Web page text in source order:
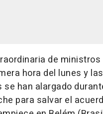
de ministros
hora del lunes y las
han alargado
para salvar el